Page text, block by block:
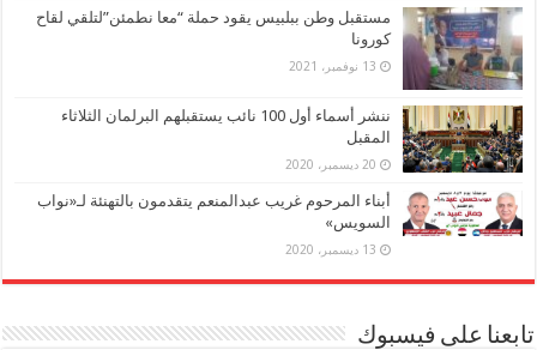
مستقبل وطن ببلبيس يقود حملة “معا نطمئن”لتلقي لقاح
كورونا
13 نوفمبر، 2021
ننشر أسماء أول 100 نائب يستقبلهم البرلمان الثلاثاء
المقبل
20 ديسمبر، 2020
أبناء المرحوم غريب عبدالمنعم يتقدمون بالتهنئة لـ«نواب
السويس»
13 ديسمبر، 2020
تابعنا على فيسبوك